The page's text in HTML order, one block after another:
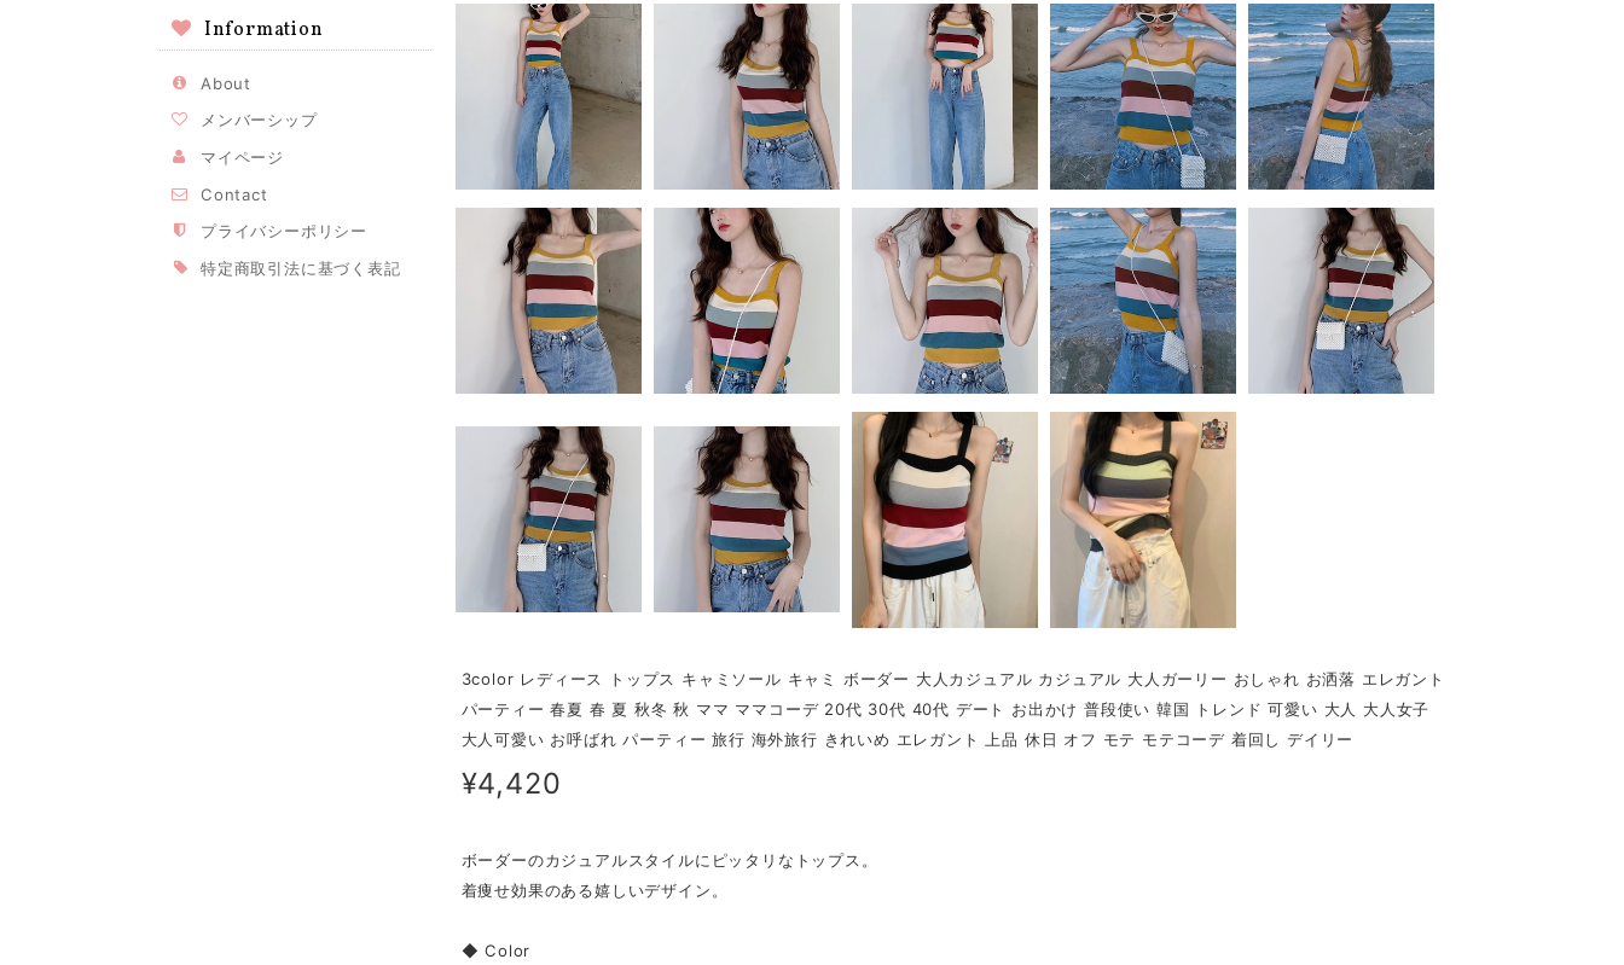
Information
About
メンバーシップ
マイページ
Contact
プライバシーポリシー
特定商取引法に基づく表記
3color レディース トップス キャミソール キャミ ボーダー 大人カジュアル カジュアル 大人ガーリー おしゃれ お洒落 エレガント
パーティー 春夏 春 夏 秋冬 秋 ママ ママコーデ 20代 30代 40代 デート お出かけ 普段使い 韓国 トレンド 可愛い 大人 大人女子
大人可愛い お呼ばれ パーティー 旅行 海外旅行 きれいめ エレガント 上品 休日 オフ モテ モテコーデ 着回し デイリー
¥4,420
ボーダーのカジュアルスタイルにピッタリなトップス。
着痩せ効果のある嬉しいデザイン。
◆ Color